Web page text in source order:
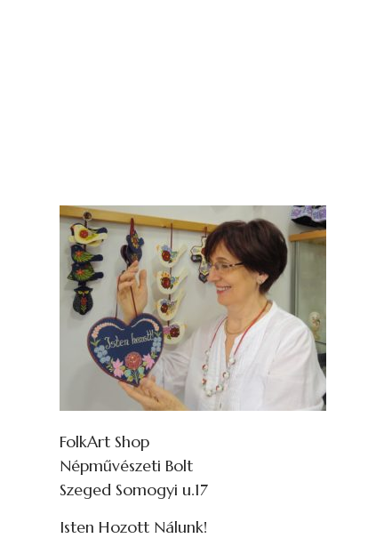
FolkArt Shop
Népművészeti Bolt
Szeged Somogyi u.17
Isten Hozott Nálunk!